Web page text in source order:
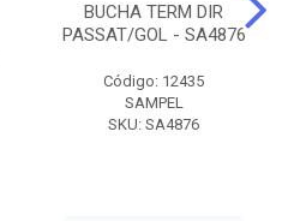
BUCHA TERM DIR
PASSAT/GOL - SA4876
Código: 12435
SAMPEL
SKU: SA4876